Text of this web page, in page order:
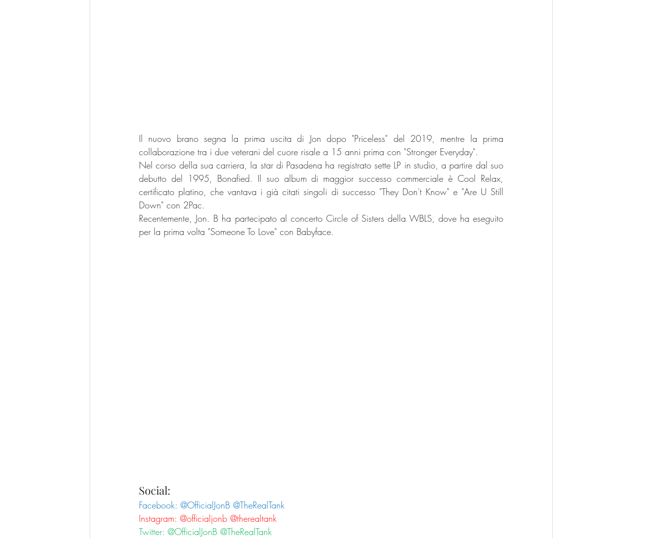
Il nuovo brano segna la prima uscita di Jon dopo "Priceless" del 2019, mentre la prima
collaborazione tra i due veterani del cuore risale a 15 anni prima con "Stronger Everyday".
Nel corso della sua carriera, la star di Pasadena ha registrato sette LP in studio, a partire dal suo
debutto del 1995, Bonafied. Il suo album di maggior successo commerciale è Cool Relax,
certificato platino, che vantava i già citati singoli di successo "They Don't Know" e "Are U Still
Down" con 2Pac.
Recentemente, Jon. B ha partecipato al concerto Circle of Sisters della WBLS, dove ha eseguito
per la prima volta "Someone To Love" con Babyface.
Social:
Facebook: @OfficialJonB @TheRealTank
Instagram: @officialjonb @therealtank
Twitter: @OfficialJonB @TheRealTank